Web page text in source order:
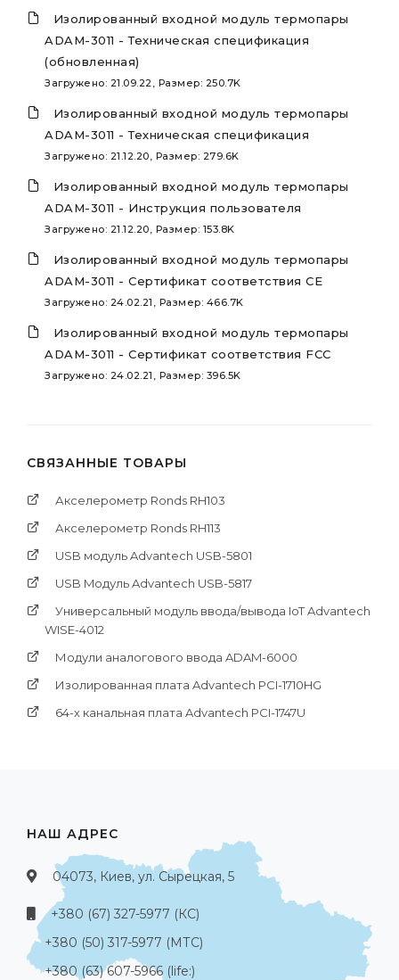
Изолированный входной модуль термопары
ADAM-3011 - Техническая спецификация
(обновленная)
Загружено: 21.09.22, Размер: 250.7K
Изолированный входной модуль термопары
ADAM-3011 - Техническая спецификация
Загружено: 21.12.20, Размер: 279.6K
Изолированный входной модуль термопары
ADAM-3011 - Инструкция пользователя
Загружено: 21.12.20, Размер: 153.8K
Изолированный входной модуль термопары
ADAM-3011 - Сертификат соответствия CE
Загружено: 24.02.21, Размер: 466.7K
Изолированный входной модуль термопары
ADAM-3011 - Сертификат соответствия FCC
Загружено: 24.02.21, Размер: 396.5K
СВЯЗАННЫЕ ТОВАРЫ
Акселерометр Ronds RH103
Акселерометр Ronds RH113
USB модуль Advantech USB-5801
USB Mодуль Advantech USB-5817
Универсальный модуль ввода/вывода IoT Advantech
WISE-4012
Модули аналогового ввода ADAM-6000
Изолированная плата Advantech PCI-1710HG
64-х канальная плата Advantech PCI-1747U
НАШ АДРЕС
04073, Киев, ул. Сырецкая, 5
+380 (67) 327-5977 (КС)
+380 (50) 317-5977 (МТС)
+380 (63) 607-5966 (life:)